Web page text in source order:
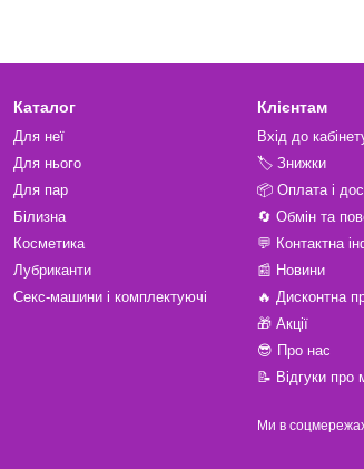
Каталог
Для неї
Для нього
Для пар
Білизна
Косметика
Лубриканти
Секс-машини і комплектуючі
Клієнтам
Вхід до
🏷️ Знижки
📦 Оплата і
🔄 Обмін та
💬 Контактна
📰 Новини
🔥 Дисконтна
🎁 Акції
😎 Про нас
📝 Відгуки про
Ми в